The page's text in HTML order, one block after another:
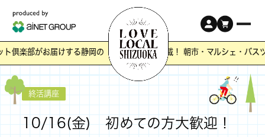
倶楽部がお届けする静岡の「ワクワク」が満載！ 朝市・マルシェ・バ
終活講座
10/16(金) 初めての方大歓迎！